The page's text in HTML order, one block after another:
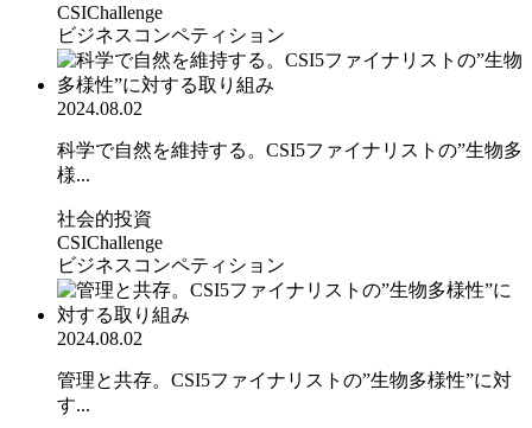
CSIChallenge
ビジネスコンペティション
2024.08.02
科学で自然を維持する。CSI5ファイナリストの”生物多
様...
社会的投資
CSIChallenge
ビジネスコンペティション
2024.08.02
管理と共存。CSI5ファイナリストの”生物多様性”に対
す...